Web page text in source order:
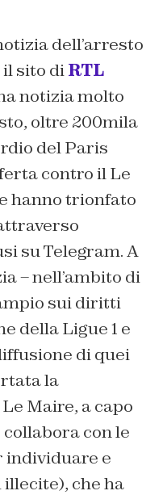
dell’arresto
il sito diRTL
notizia molto
oltre 200mila
del Paris
contro il Le
hanno trionfato
su Telegram. A
– nell’ambito di
sui diritti
della Ligue 1 e
di quei
la
Maire, a capo
con le
e
che ha